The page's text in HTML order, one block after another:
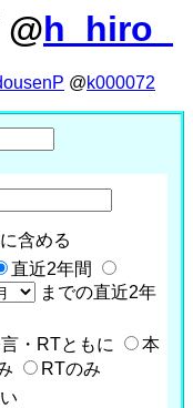
h_hiro_
@k000072
含める
直近2年間
までの直近2年
・RTともに
本
RTのみ